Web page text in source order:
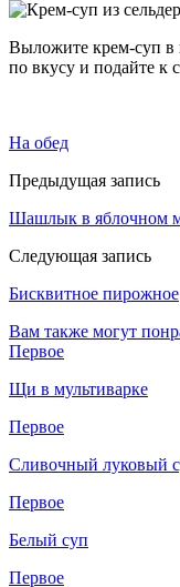
Выложите крем-суп в
по вкусу и подайте к
На обед
Предыдущая запись
Шашлык в яблочном
Следующая запись
Бисквитное пирожное
Вам также могут
Первое
Щи в мультиварке
Первое
Сливочный луковый
Первое
Белый суп
Первое